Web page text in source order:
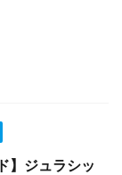
】ジュラシッ